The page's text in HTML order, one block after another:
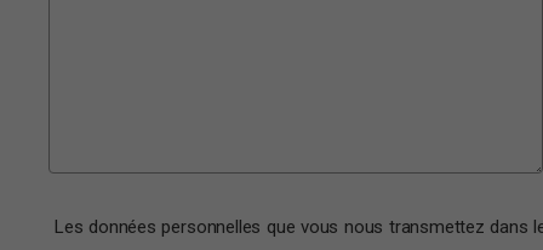
Les données personnelles que vous nous transmettez dans